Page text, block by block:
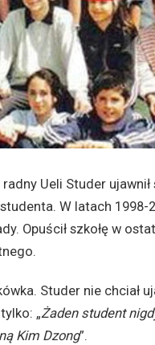
Ueli Studer
W latach
Opuścił szkołę w
Studer nie chciał
„Żaden student
Kim Dzong”.